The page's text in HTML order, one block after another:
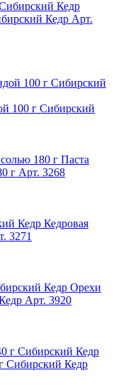
Кедр Арт.
100 г Сибирский
Паста
г Арт. 3268
Кедровая
3271
Орехи
Арт. 3920
Сибирский Кедр